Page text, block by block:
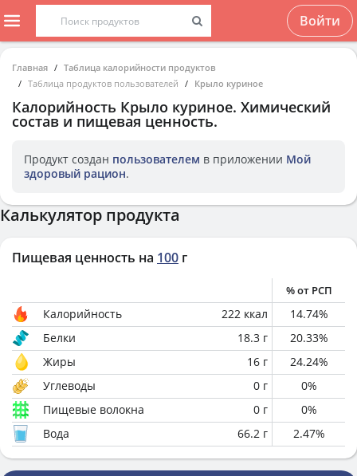
Войти
Главная
Таблица калорийности продуктов
Таблица продуктов пользователей
Крыло куриное
Калорийность Крыло куриное. Химический
состав и пищевая ценность.
Продукт создан пользователем в приложении Мой
здоровый рацион.
Калькулятор продукта
Пищевая ценность на 100 г
% от РСП
Калорийность 222 ккал 14.74%
Белки
18.3 г 20.33%
Жиры
16 г 24.24%
Углеводы
0 г 0%
Пищевые волокна
0 г 0%
Вода
66.2 г 2.47%